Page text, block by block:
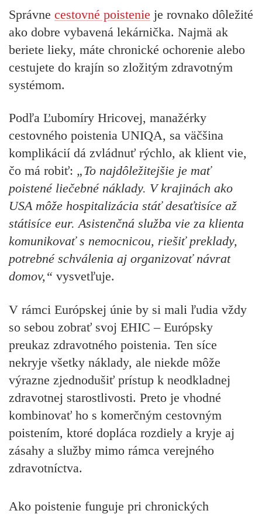
Správne cestovné poistenie je rovnako dôležité
ako dobre vybavená lekárnička. Najmä ak
beriete lieky, máte chronické ochorenie alebo
cestujete do krajín so zložitým zdravotným
systémom.
Podľa Ľubomíry Hricovej, manažérky
cestovného poistenia UNIQA, sa väčšina
komplikácií dá zvládnuť rýchlo, ak klient vie,
čo má robiť: „To najdôležitejšie je mať
poistené liečebné náklady. V krajinách ako
USA môže hospitalizácia stáť desaťtisíce až
státisíce eur. Asistenčná služba vie za klienta
komunikovať s nemocnicou, riešiť preklady,
potrebné schválenia aj organizovať návrat
domov,“ vysvetľuje.
V rámci Európskej únie by si mali ľudia vždy
so sebou zobrať svoj EHIC – Európsky
preukaz zdravotného poistenia. Ten síce
nekryje všetky náklady, ale niekde môže
výrazne zjednodušiť prístup k neodkladnej
zdravotnej starostlivosti. Preto je vhodné
kombinovať ho s komerčným cestovným
poistením, ktoré dopláca rozdiely a kryje aj
zásahy a služby mimo rámca verejného
zdravotníctva.
Ako poistenie funguje pri chronických